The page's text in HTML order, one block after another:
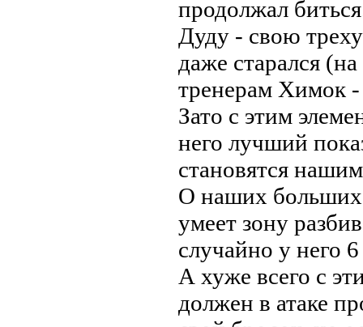
продолжал
Дуду - свою
даже старался
тренерам Химок
Зато с этим
него лучший
становятся
О наших больших
умеет зону
случайно у него
А хуже всего с
должен в атаке